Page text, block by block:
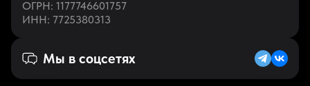
ОГРН: 1177746601757
ИНН: 7725380313
Мы в соцсетях